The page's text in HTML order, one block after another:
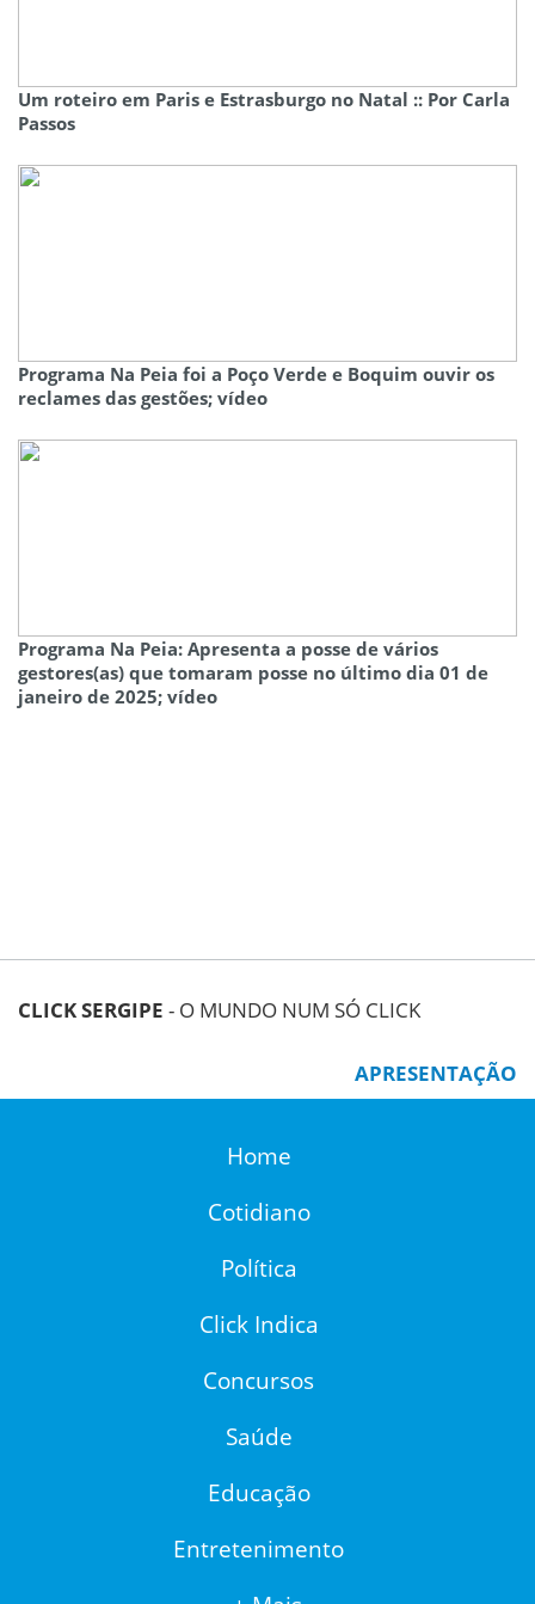
Um roteiro em Paris e Estrasburgo no Natal :: Por Carla
Passos
Programa Na Peia foi a Poço Verde e Boquim ouvir os
reclames das gestões; vídeo
Programa Na Peia: Apresenta a posse de vários
gestores(as) que tomaram posse no último dia 01 de
janeiro de 2025; vídeo
CLICK SERGIPE - O MUNDO NUM SÓ CLICK
APRESENTAÇÃO
Home
Cotidiano
Política
Click Indica
Concursos
Saúde
Educação
Entretenimento